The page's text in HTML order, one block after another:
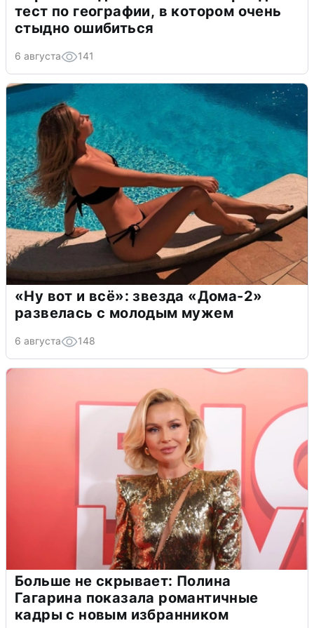
тест по географии, в котором очень
стыдно ошибиться
6 августа 141
«Ну вот и всё»: звезда «Дома-2»
развелась с молодым мужем
6 августа 148
Больше не скрывает: Полина
Гагарина показала романтичные
кадры с новым избранником